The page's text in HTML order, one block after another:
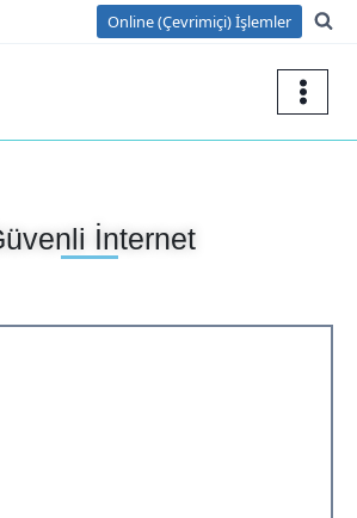
Online (Çevrimiçi) İşlemler
İnternet